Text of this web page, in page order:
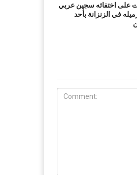
على اختفائه سجين عربي
في الزنزانة بأحد